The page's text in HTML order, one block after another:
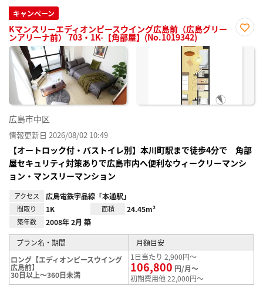
キャンペーン
Kマンスリーエディオンピースウイング広島前（広島グリー
ンアリーナ前） 703・1K-【角部屋】(No.1019342)
に入
広島市中区
情報更新日 2026/08/02 10:49
【オートロック付・バストイレ別】本川町駅まで徒歩4分で 角部
屋セキュリティ対策ありで広島市内へ便利なウィークリーマンシ
ョン・マンスリーマンション
アクセス 広島電鉄宇品線「本通駅」
間取り 1K 面積 24.45m²
築年数 2008年 2月 築
プラン名・期間
月額目安
ロング【エディオンピースウイング
広島前】
30日以上～360日未満
1日当たり 2,900円～
106,800 円/月～
初期費用他 22,000円～